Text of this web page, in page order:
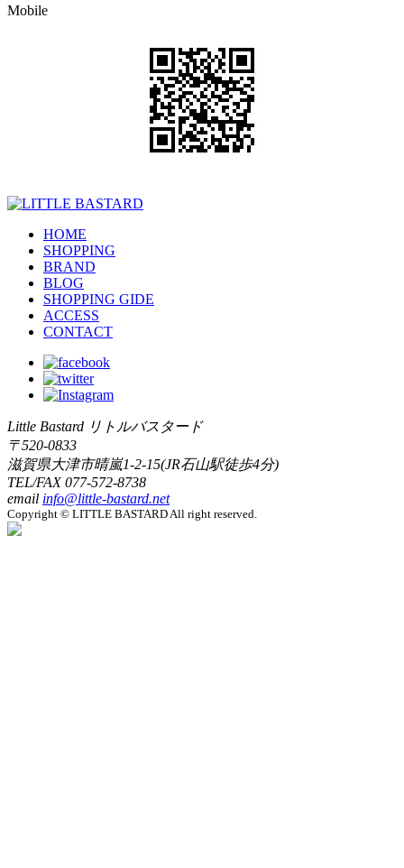
Mobile
HOME
SHOPPING
BRAND
BLOG
SHOPPING GIDE
ACCESS
CONTACT
Little Bastard リトルバスタード
〒520-0833
滋賀県大津市晴嵐1-2-15(JR石山駅徒歩4分)
TEL/FAX077-572-8738
email info@little-bastard.net
Copyright © LITTLE BASTARD All right reserved.